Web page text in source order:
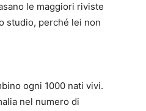
le maggiori riviste
studio, perché lei non
ogni 1000 nati vivi.
nel numero di